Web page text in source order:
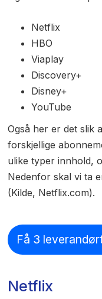
Netflix
HBO
Viaplay
Discovery+
Disney+
YouTube
Også her er det slik
forskjellige
ulike typer innhold,
Nedenfor skal vi ta
(Kilde, Netflix.com).
Få 3
Netflix